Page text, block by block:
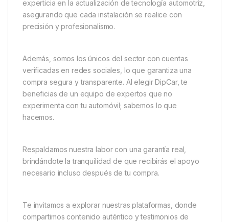
experticia en la actualización de tecnología automotriz,
asegurando que cada instalación se realice con
precisión y profesionalismo.
Además, somos los únicos del sector con cuentas
verificadas en redes sociales, lo que garantiza una
compra segura y transparente. Al elegir DipCar, te
beneficias de un equipo de expertos que no
experimenta con tu automóvil; sabemos lo que
hacemos.
Respaldamos nuestra labor con una garantía real,
brindándote la tranquilidad de que recibirás el apoyo
necesario incluso después de tu compra.
Te invitamos a explorar nuestras plataformas, donde
compartimos contenido auténtico y testimonios de